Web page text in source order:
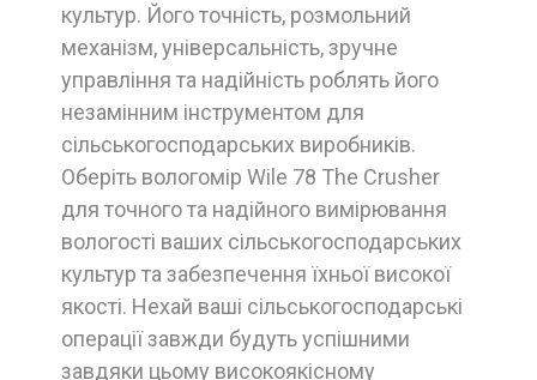
культур. Його точність, розмольний
механізм, універсальність, зручне
управління та надійність роблять його
незамінним інструментом для
сільськогосподарських виробників.
Оберіть вологомір Wile 78 The Crusher
для точного та надійного вимірювання
вологості ваших сільськогосподарських
культур та забезпечення їхньої високої
якості. Нехай ваші сільськогосподарські
операції завжди будуть успішними
завдяки цьому високоякісному